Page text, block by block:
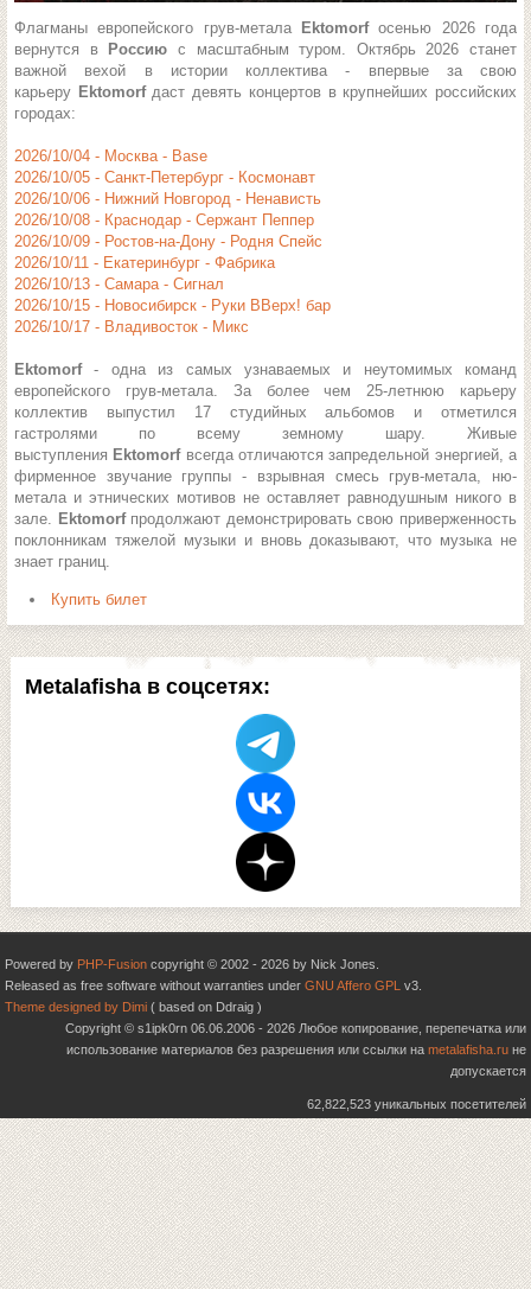
Metalafisha в соцсетях:
Флагманы европейского грув-метала Ektomorfосенью 2026 года
вернутся в
Россию с масштабным туром. Октябрь 2026 станет
важной вехой в истории коллектива - впервые за свою
карьеру Ektomorfдаст девять концертов в крупнейших российских
городах:
2026/10/04 - Москва - Base
2026/10/05 - Санкт-Петербург - Космонавт
2026/10/06 - Нижний Новгород - Ненависть
2026/10/08 - Краснодар - Сержант Пеппер
2026/10/09 - Ростов-на-Дону - Родня Спейс
2026/10/11 - Екатеринбург - Фабрика
2026/10/13 - Самара - Сигнал
2026/10/15 - Новосибирск - Руки ВВерх! бар
2026/10/17 - Владивосток - Микс
Ektomorf- одна из самых узнаваемых и неутомимых команд
европейского грув-метала. За более чем 25-летнюю карьеру
коллектив выпустил 17 студийных альбомов и отметился
гастролями по всему земному шару. Живые
выступления Ektomorf всегда отличаются запредельной энергией, а
фирменное звучание группы - взрывная смесь грув-метала, ню-
метала и этнических мотивов не оставляет равнодушным никого в
зале. Ektomorf продолжают демонстрировать свою приверженность
поклонникам тяжелой музыки и вновь доказывают, что музыка не
знает границ.
Купить билет
Powered by PHP-Fusion copyright © 2002 - 2026 by Nick Jones.
Released as free software without warranties under GNU Affero GPL v3.
Theme designed by Dimi ( based on Ddraig )
Copyright © s1ipk0rn 06.06.2006 - 2026 Любое копирование, перепечатка или
использование материалов без разрешения или ссылки на metalafisha.ru не
допускается
62,822,523 уникальных посетителей